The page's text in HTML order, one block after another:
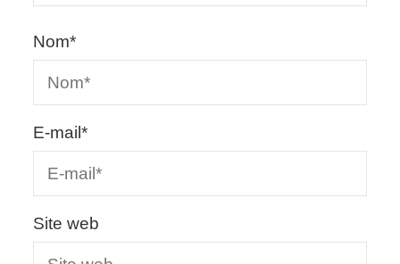
Nom*
E-mail*
Site web